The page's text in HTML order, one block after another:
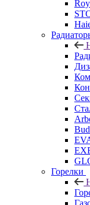
Горелки